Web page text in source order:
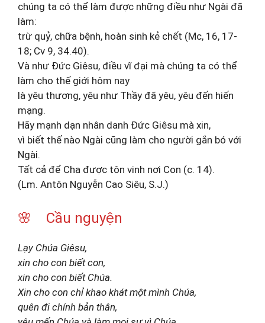
chúng ta có thể làm được những điều như Ngài đã
làm:
trừ quỷ, chữa bệnh, hoàn sinh kẻ chết (Mc, 16, 17-
18; Cv 9, 34.40).
Và như Đức Giêsu, điều vĩ đại mà chúng ta có thể
làm cho thế giới hôm nay
là yêu thương, yêu như Thầy đã yêu, yêu đến hiến
mạng.
Hãy mạnh dạn nhân danh Đức Giêsu mà xin,
vì biết thế nào Ngài cũng làm cho người gắn bó với
Ngài.
Tất cả để Cha được tôn vinh nơi Con (c. 14).
(Lm. Antôn Nguyễn Cao Siêu, S.J.)
🌸 Cầu nguyện
Lạy Chúa Giêsu,
xin cho con biết con,
xin cho con biết Chúa.
Xin cho con chỉ khao khát một mình Chúa,
quên đi chính bản thân,